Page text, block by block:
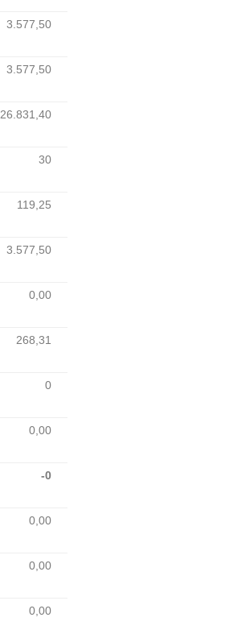
3.577,50
3.577,50
26.831,40
30
119,25
3.577,50
0,00
268,31
0
0,00
-0
0,00
0,00
0,00